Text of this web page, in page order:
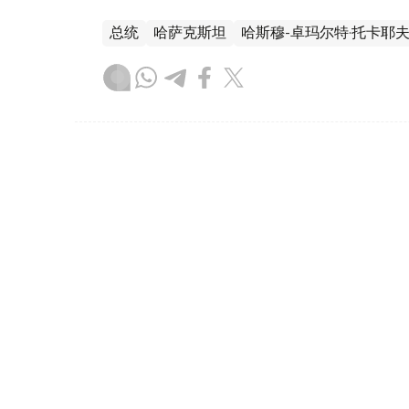
总统 哈萨克斯坦 哈斯穆-卓玛尔特·托卡耶夫